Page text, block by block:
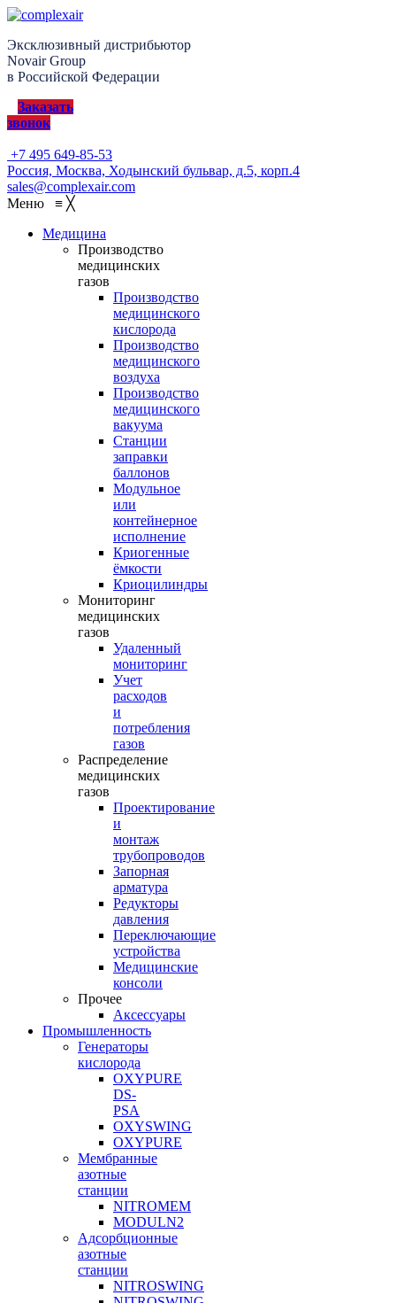
Эксклюзивный дистрибьютор
Novair Group
в Российской Федерации
Заказать
звонок
+7 495 649-85-53
Россия, Москва, Ходынский бульвар, д.5, корп.4
sales@complexair.com
Меню ≡ ╳
Медицина
Производство
медицинских
газов
Производство
медицинского
кислорода
Производство
медицинского
воздуха
Производство
медицинского
вакуума
Станции
заправки
баллонов
Модульное
или
контейнерное
исполнение
Криогенные
ёмкости
Криоцилиндры
Мониторинг
медицинских
газов
Удаленный
мониторинг
Учет
расходов
и
потребления
газов
Распределение
медицинских
газов
Проектирование
и
монтаж
трубопроводов
Запорная
арматура
Редукторы
давления
Переключающие
устройства
Медицинские
консоли
Прочее
Аксессуары
Промышленность
Генераторы
кислорода
OXYPURE
DS-
PSA
OXYSWING
OXYPURE
Мембранные
азотные
станции
NITROMEM
MODULN2
Адсорбционные
азотные
станции
NITROSWING